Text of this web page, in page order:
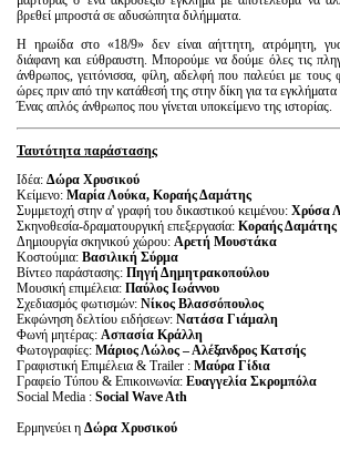
βρεθεί μπροστά σε αδυσώπητα διλήμματα.
Η ηρωίδα στο «18/9» δεν είναι αήττητη, ατρόμητη,
διάφανη και εύθραυστη. Μπορούμε να δούμε όλες τις
άνθρωπος, γειτόνισσα, φίλη, αδελφή που παλεύει με τους
ώρες πριν από την κατάθεσή της στην δίκη για τα
Ένας απλός άνθρωπος που γίνεται υποκείμενο της ιστορίας.
Ταυτότητα παράστασης
Ιδέα: Δώρα Χρυσικού
Κείμενο: Μαρία Λούκα, Κοραής Δαμάτης
Συμμετοχή στην α' γραφή του δικαστικού κειμένου: Χρύσα
Σκηνοθεσία-δραματουργική επεξεργασία: Κοραής Δαμάτης
Δημιουργία σκηνικού χώρου: Αρετή Μουστάκα
Κοστούμια: Βασιλική Σύρμα
Βίντεο παράστασης: Πηγή Δημητρακοπούλου
Μουσική επιμέλεια: Παύλος Ιωάννου
Σχεδιασμός φωτισμών: Νίκος Βλασσόπουλος
Εκφώνηση δελτίου ειδήσεων: Νατάσα Γιάμαλη
Φωνή μητέρας: Ασπασία Κράλλη
Φωτογραφίες: Μάριος Λώλος – Αλέξανδρος Κατσής
Γραφιστική Επιμέλεια & Trailer : Mαύρα Γίδια
Γραφείο Τύπου & Επικοινωνία: Ευαγγελία Σκρομπόλα
Social Media : Social Wave Ath
Ερμηνεύει η Δώρα Χρυσικού